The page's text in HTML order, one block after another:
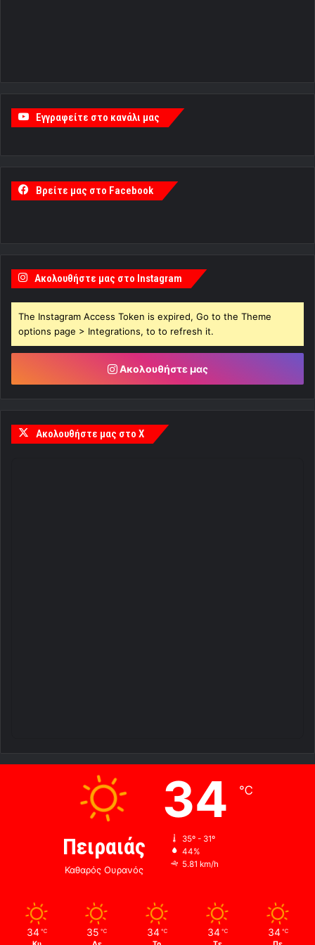
Εγγραφείτε στο κανάλι μας
Βρείτε μας στο Facebook
Ακολουθήστε μας στο Instagram
The Instagram Access Token is expired, Go to the Theme
options page > Integrations, to to refresh it.
Ακολουθήστε μας
Ακολουθήστε μας στο X
Πειραιάς
Καθαρός Ουρανός
34 ℃
35º - 31º
44%
5.81 km/h
34 ℃ 35 ℃ 34 ℃ 34 ℃ 34 ℃